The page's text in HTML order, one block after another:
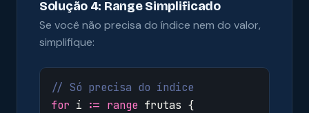
Solução 4: Range Simplificado
Se você não precisa do índice nem do valor,
simplifique:
// Só precisa do índice
for i := range frutas {